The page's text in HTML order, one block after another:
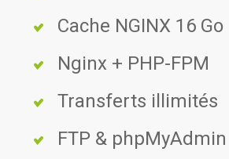
Cache NGINX 16 Go
Nginx + PHP-FPM
Transferts illimités
FTP & phpMyAdmin